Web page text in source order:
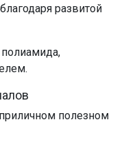
развитой
полезном